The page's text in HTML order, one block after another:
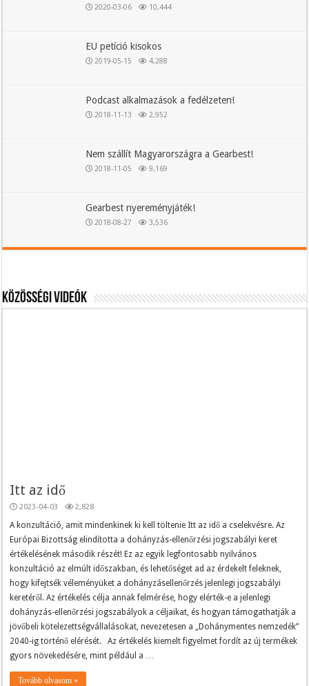
2020-03-06 10,444
EU petíció kisokos
2019-05-15 4,288
Podcast alkalmazások a fedélzeten!
2018-11-13 2,952
Nem szállít Magyarországra a Gearbest!
2018-11-05 9,169
Gearbest nyereményjáték!
2018-08-27 3,536
Közösségi videók
Itt az idő
2023-04-03 2,828
A konzultáció, amit mindenkinek ki kell töltenie Itt az idő a cselekvésre. Az
Európai Bizottság elindította a dohányzás-ellenőrzési jogszabályi keret
értékelésének második részét! Ez az egyik legfontosabb nyilvános
konzultáció az elmúlt időszakban, és lehetőséget ad az érdekelt feleknek,
hogy kifejtsék véleményüket a dohányzásellenőrzés jelenlegi jogszabályi
keretéről. Az értékelés célja annak felmérése, hogy elérték-e a jelenlegi
dohányzás-ellenőrzési jogszabályok a céljaikat, és hogyan támogathatják a
jövőbeli kötelezettségvállalásokat, nevezetesen a „Dohánymentes nemzedék”
2040-ig történő elérését. Az értékelés kiemelt figyelmet fordít az új termékek
gyors növekedésére, mint például a …
Tovább olvasom »